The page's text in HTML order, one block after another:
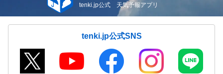
tenki.jp公式 天気予報アプリ
tenki.jp公式SNS